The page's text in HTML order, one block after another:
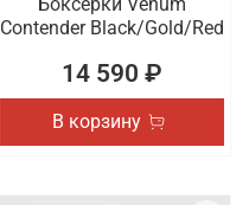
Contender Black/Gold/Red
14 590 ₽
В корзину